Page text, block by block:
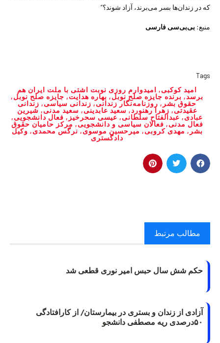
که در زندان‌ها بسر می‌برند، آزاد شوند؟”
منبع: بی‌بی‌سی فارسی
Tags
امید کوکبی, امیدوارم روزی نوبت اشتی با ملت ایران هم
برسد, برنده جایزه صلح نوبل, بهاره هدایت, جایزه صلح نوبل,
حقوق بشر , روزنامه‌نگار زندانی, زندانی سیاسی, زندانی
عقیدتی, زهرا رهنورد, سعید عابدینی, سعید مدنی, شیرین
عبادی, عبدالفتاح سلطانی, عیسی سحرخیز , فعال دانشجویی,
فعال مدنی, فعالان سیاسی و دانشجویی, مرکز حامیان حقوق
بشر, مهدی کروبی, میرحسین موسوی, نرگس محمدی, وکیل
دادگستری
مطالب مرتبط
حکم شش سال حبس امیر نوری قطعی شد
آزادی از زندان و بستری در بیمارستان/ از کارافتادگی
۵۰درصدی ریه مصطفی دانشجو